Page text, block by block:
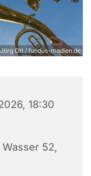
Ott / fundus-medien.de
18:30
52,